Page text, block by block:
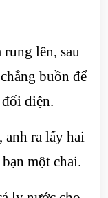
lên, sau
buồn để
diện.
ra lấy hai
một chai.